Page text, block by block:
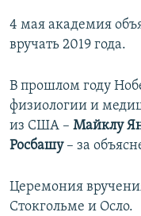
4 мая академия
вручать 2019 года.
В прошлом году
физиологии и
из США – Майклу
Росбашу– за
Церемония
Стокгольме и Осло.